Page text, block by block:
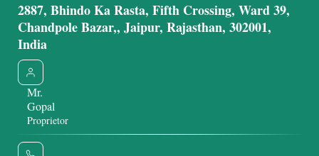
2887, Bhindo Ka Rasta, Fifth Crossing, Ward 39,
Chandpole Bazar,, Jaipur, Rajasthan, 302001,
India
Mr.
Gopal
Proprietor